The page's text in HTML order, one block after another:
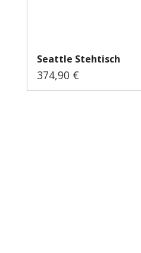
Seattle Stehtisch
Regulärer Preis:
374,90 €